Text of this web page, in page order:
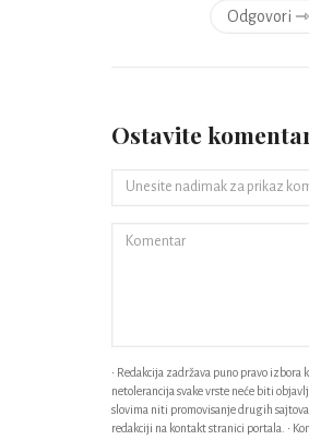
Odgovori ⇾
Ostavite
• Redakcija zadržava puno pravo
netolerancija svake vrste neće biti
slovima niti promovisanje drugih
redakciji na kontakt stranici portala. •